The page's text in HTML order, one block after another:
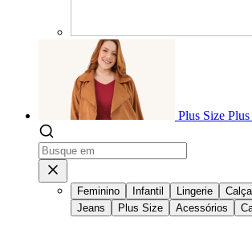
Plus Size
Feminino Infantil Lingerie
Jeans
Plus Size Acessórios